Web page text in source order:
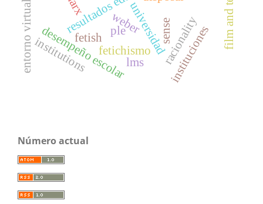
universidad
fetichismo
desempeño escolar racionality
weber
institutions instituciones
fetish
ple
lms
entorno virtual sense
Número actual